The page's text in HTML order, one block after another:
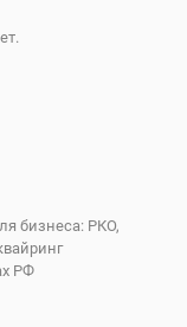
бизнеса: РКО,
РФ